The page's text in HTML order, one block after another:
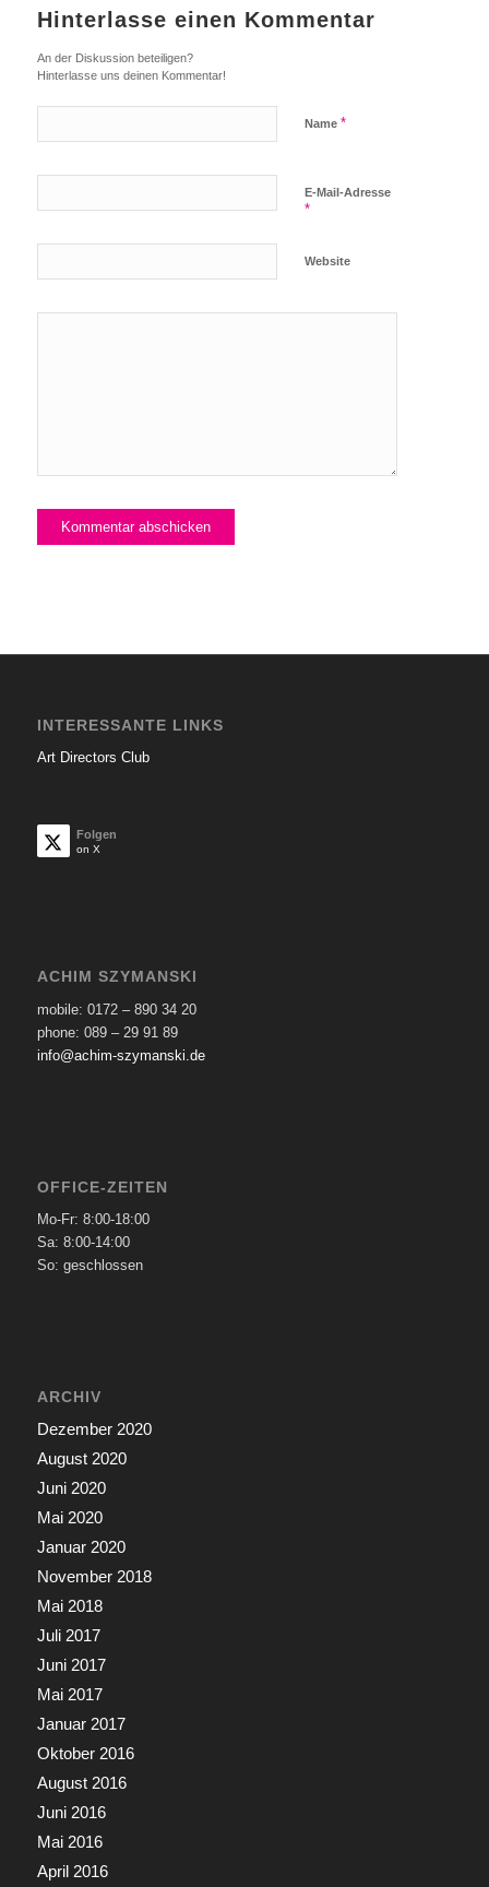
Hinterlasse einen Kommentar
An der Diskussion beteiligen?
Hinterlasse uns deinen Kommentar!
Name *
E-Mail-Adresse
*
Website
INTERESSANTE LINKS
Art Directors Club
Folgen
on X
ACHIM SZYMANSKI
mobile: 0172 – 890 34 20
phone: 089 – 29 91 89
info@achim-szymanski.de
OFFICE-ZEITEN
Mo-Fr: 8:00-18:00
Sa: 8:00-14:00
So: geschlossen
ARCHIV
Dezember 2020
August 2020
Juni 2020
Mai 2020
Januar 2020
November 2018
Mai 2018
Juli 2017
Juni 2017
Mai 2017
Januar 2017
Oktober 2016
August 2016
Juni 2016
Mai 2016
April 2016